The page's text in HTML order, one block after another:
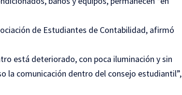
de Estudiantes de Contabilidad, afirmó
está deteriorado, con poca iluminación y sin
la comunicación dentro del consejo estudiantil”,